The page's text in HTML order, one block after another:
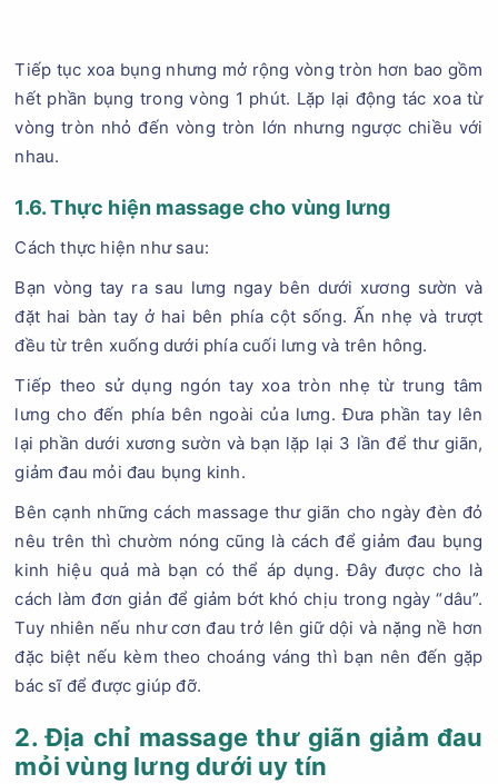
Tiếp tục xoa bụng nhưng mở rộng vòng tròn hơn bao gồm
hết phần bụng trong vòng 1 phút. Lặp lại động tác xoa từ
vòng tròn nhỏ đến vòng tròn lớn nhưng ngược chiều với
nhau.
1.6. Thực hiện massage cho vùng lưng
Cách thực hiện như sau:
Bạn vòng tay ra sau lưng ngay bên dưới xương sườn và
đặt hai bàn tay ở hai bên phía cột sống. Ấn nhẹ và trượt
đều từ trên xuống dưới phía cuối lưng và trên hông.
Tiếp theo sử dụng ngón tay xoa tròn nhẹ từ trung tâm
lưng cho đến phía bên ngoài của lưng. Đưa phần tay lên
lại phần dưới xương sườn và bạn lặp lại 3 lần để thư giãn,
giảm đau mỏi đau bụng kinh.
Bên cạnh những cách massage thư giãn cho ngày đèn đỏ
nêu trên thì chườm nóng cũng là cách để giảm đau bụng
kinh hiệu quả mà bạn có thể áp dụng. Đây được cho là
cách làm đơn giản để giảm bớt khó chịu trong ngày “dâu”.
Tuy nhiên nếu như cơn đau trở lên giữ dội và nặng nề hơn
đặc biệt nếu kèm theo choáng váng thì bạn nên đến gặp
bác sĩ để được giúp đỡ.
2. Địa chỉ massage thư giãn giảm đau
mỏi vùng lưng dưới uy tín